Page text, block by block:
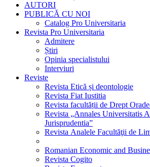
AUTORI
PUBLICĂ CU NOI
Catalog Pro Universitaria
Revista Pro Universitaria
Admitere
Știri
Opinia specialistului
Interviuri
Reviste
Revista Etică și deontologie
Revista Fiat Iustitia
Revista facultății de Drept
Revista „Annales Universitatis
Jurisprudentia”
Revista Analele Facultăţii de
Romanian Economic and
Revista Cogito